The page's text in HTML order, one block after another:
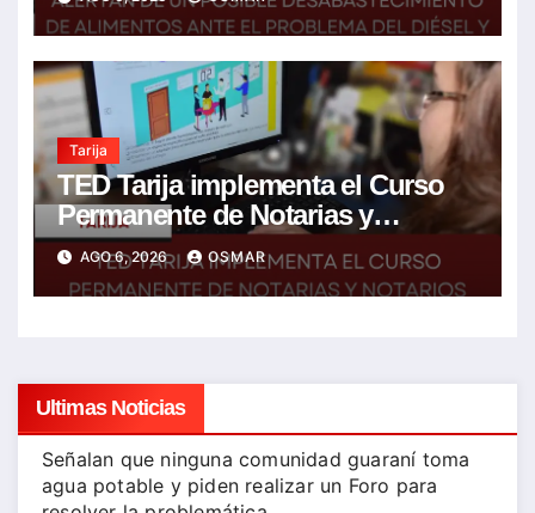
encarecimiento de insumos
agrícolas
Tarija
TED Tarija implementa el Curso
Permanente de Notarias y
Notarios Electorales 2026
AGO 6, 2026 OSMAR
Ultimas Noticias
Señalan que ninguna comunidad guaraní toma
agua potable y piden realizar un Foro para